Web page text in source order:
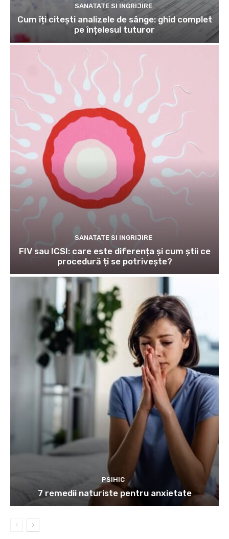
SANATATE SI INGRIJIRE
Cum îți citești analizele de sânge: ghid complet
pe înțelesul tuturor
SANATATE SI INGRIJIRE
FIV sau ICSI: care este diferența și cum știi ce
procedură ți se potrivește?
PSIHIC
7 remedii naturiste pentru anxietate